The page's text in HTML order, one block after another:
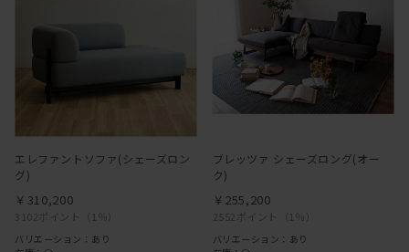
エレファントソファ(シェーズロン
グ)
3102ポイント （1％）
￥310,200
バリエーション：あり
ブレッツァ シェーズロング(オー
ク)
2552ポイント （1％）
￥255,200
バリエーション：あり